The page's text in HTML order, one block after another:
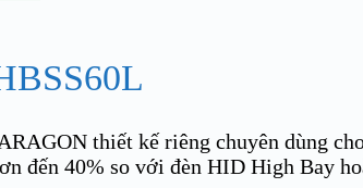
thiết kế riêng chuyên dùng
đến 40% so với đèn HID High Bay